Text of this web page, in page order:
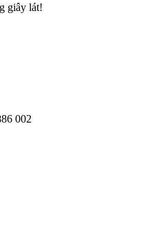
giây lát!
002